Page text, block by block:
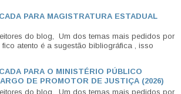
PARA MAGISTRATURA ESTADUAL
do blog, Um dos temas mais pedidos por
atento é a sugestão bibliográfica , isso
PARA O MINISTÉRIO PÚBLICO
DE PROMOTOR DE JUSTIÇA (2026)
do blog, Um dos temas mais pedidos por